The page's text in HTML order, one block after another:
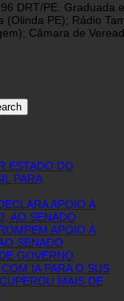
DRT/PE.
PE); Rádio
Câmara de
ESTADO DO
PARA
APOIO À
AO SENADO
APOIO À
SENADO
GOVERNO
IA PARA O SUS
MAIS DE